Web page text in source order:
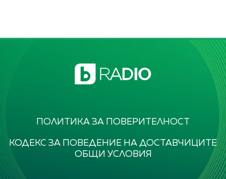
ПОЛИТИКА ЗА ПОВЕРИТЕЛНОСТ
КОДЕКС ЗА ПОВЕДЕНИЕ НА ДОСТАВЧИЦИТЕ
ОБЩИ УСЛОВИЯ